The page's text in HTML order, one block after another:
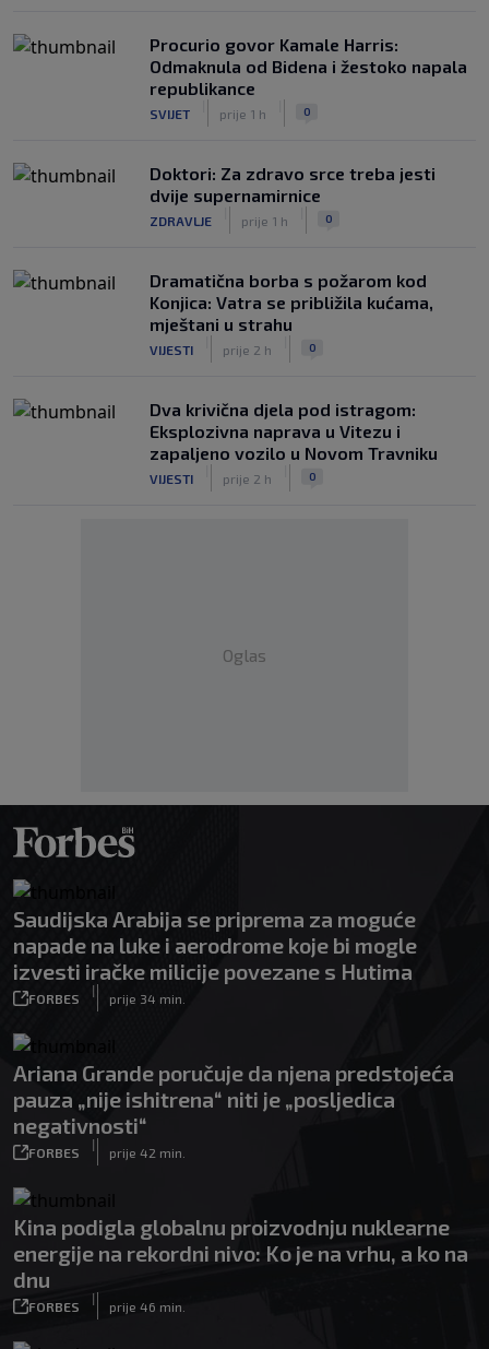
Procurio govor Kamale Harris:
Odmaknula od Bidena i žestoko napala
republikance
SVIJET prije 1 h 0
Doktori: Za zdravo srce treba jesti
dvije supernamirnice
ZDRAVLJE prije 1 h 0
Dramatična borba s požarom kod
Konjica: Vatra se približila kućama,
mještani u strahu
VIJESTI prije 2 h 0
Dva krivična djela pod istragom:
Eksplozivna naprava u Vitezu i
zapaljeno vozilo u Novom Travniku
VIJESTI prije 2 h 0
Oglas
Saudijska Arabija se priprema za moguće
napade na luke i aerodrome koje bi mogle
izvesti iračke milicije povezane s Hutima
FORBES
|
prije 34 min.
Ariana Grande poručuje da njena predstojeća
pauza „nije ishitrena“ niti je „posljedica
negativnosti“
FORBES
|
prije 42 min.
Kina podigla globalnu proizvodnju nuklearne
energije na rekordni nivo: Ko je na vrhu, a ko na
dnu
FORBES
|
prije 46 min.